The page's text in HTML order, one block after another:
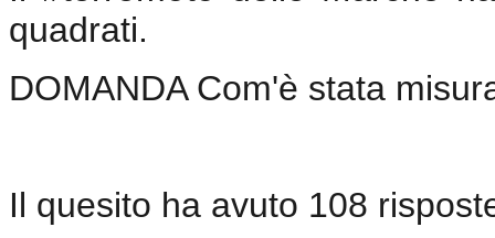
quadrati.
DOMANDA Com'è stata
Il quesito ha avuto 108